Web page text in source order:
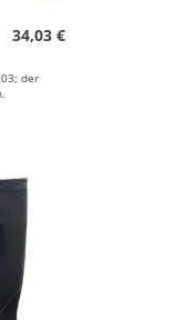
34,03 €
der